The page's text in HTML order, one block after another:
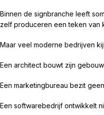
Binnen de signbranche leeft
zelf produceren een teken van
Maar veel moderne bedrijven
Een architect bouwt zijn
Een marketingbureau bezit
Een softwarebedrijf ontwikkelt